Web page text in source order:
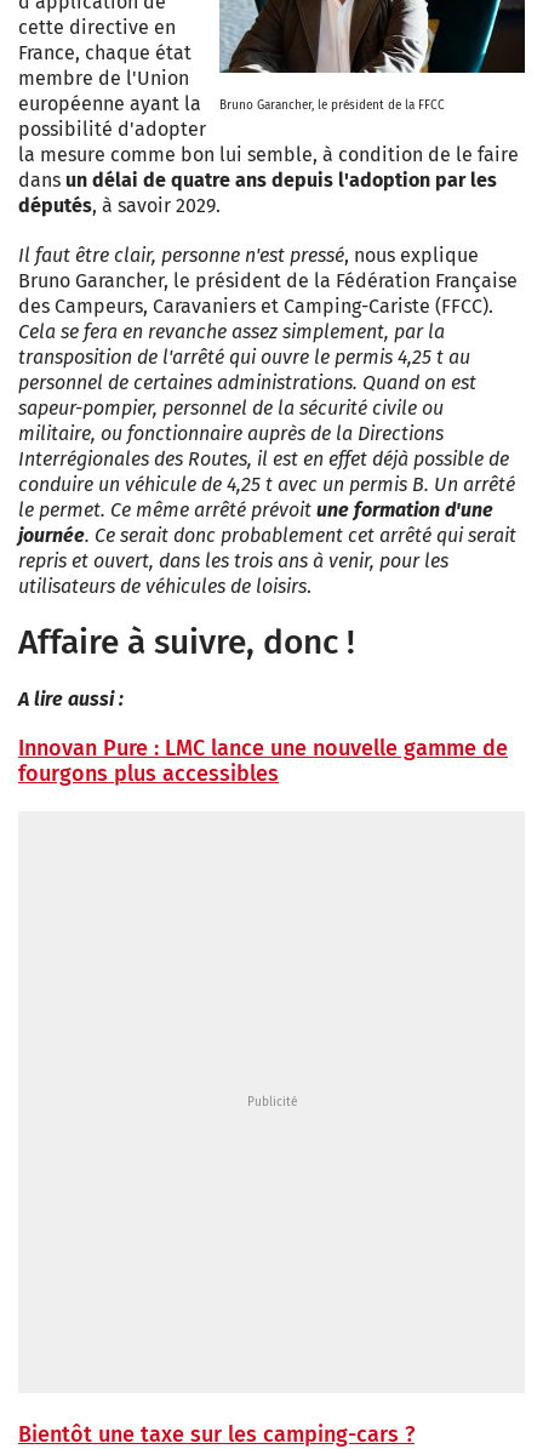
Bruno Garancher, le président de la FFCC
cette directive en
France, chaque état
membre de l'Union
européenne ayant la
possibilité d'adopter
la mesure comme bon lui semble, à condition de le faire
dans un délai de quatre ans depuis l'adoption par les
députés, à savoir 2029.
Il faut être clair, personne n'est pressé, nous explique
Bruno Garancher, le président de la Fédération Française
des Campeurs, Caravaniers et Camping-Cariste (FFCC).
Cela se fera en revanche assez simplement, par la
transposition de l'arrêté qui ouvre le permis 4,25 t au
personnel de certaines administrations. Quand on est
sapeur-pompier, personnel de la sécurité civile ou
militaire, ou fonctionnaire auprès de la Directions
Interrégionales des Routes, il est en effet déjà possible de
conduire un véhicule de 4,25 t avec un permis B. Un arrêté
le permet. Ce même arrêté prévoit une formation d'une
journée. Ce serait donc probablement cet arrêté qui serait
repris et ouvert, dans les trois ans à venir, pour les
utilisateurs de véhicules de loisirs.
Affaire à suivre, donc !
A lire aussi :
Innovan Pure : LMC lance une nouvelle gamme de
fourgons plus accessibles
Bientôt une taxe sur les camping-cars ?